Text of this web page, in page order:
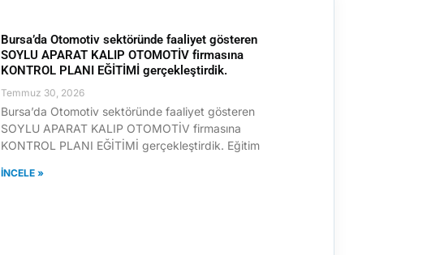
Bursa’da Otomotiv sektöründe faaliyet gösteren
SOYLU APARAT KALIP OTOMOTİV firmasına
KONTROL PLANI EĞİTİMİ gerçekleştirdik.
Temmuz 30, 2026
Bursa’da Otomotiv sektöründe faaliyet gösteren
SOYLU APARAT KALIP OTOMOTİV firmasına
KONTROL PLANI EĞİTİMİ gerçekleştirdik. Eğitim
İNCELE »